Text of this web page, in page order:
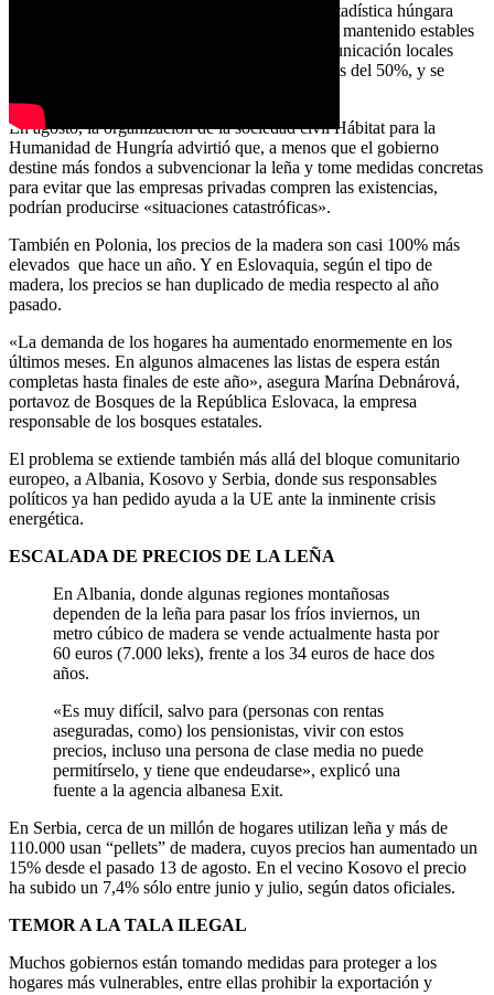
Y, aunque los últimos datos de la Oficina de Estadística húngara
(KSH) indican que los precios de la leña se han mantenido estables
durante la invasión de Ucrania, medios de comunicación locales
informan de escasez y subidas de precios de más del 50%, y se
En agosto, la organización de la sociedad civil Hábitat para la
Humanidad de Hungría advirtió que, a menos que el gobierno
destine más fondos a subvencionar la leña y tome medidas concretas
para evitar que las empresas privadas compren las existencias,
podrían producirse «situaciones catastróficas».
También en Polonia, los precios de la madera son casi 100% más
elevados que hace un año. Y en Eslovaquia, según el tipo de
madera, los precios se han duplicado de media respecto al año
pasado.
«La demanda de los hogares ha aumentado enormemente en los
últimos meses. En algunos almacenes las listas de espera están
completas hasta finales de este año», asegura Marína Debnárová,
portavoz de Bosques de la República Eslovaca, la empresa
responsable de los bosques estatales.
El problema se extiende también más allá del bloque comunitario
europeo, a Albania, Kosovo y Serbia, donde sus responsables
políticos ya han pedido ayuda a la UE ante la inminente crisis
energética.
ESCALADA DE PRECIOS DE LA LEÑA
En Albania, donde algunas regiones montañosas
dependen de la leña para pasar los fríos inviernos, un
metro cúbico de madera se vende actualmente hasta por
60 euros (7.000 leks), frente a los 34 euros de hace dos
años.
«Es muy difícil, salvo para (personas con rentas
aseguradas, como) los pensionistas, vivir con estos
precios, incluso una persona de clase media no puede
permitírselo, y tiene que endeudarse», explicó una
fuente a la agencia albanesa Exit.
En Serbia, cerca de un millón de hogares utilizan leña y más de
110.000 usan “pellets” de madera, cuyos precios han aumentado un
15% desde el pasado 13 de agosto. En el vecino Kosovo el precio
ha subido un 7,4% sólo entre junio y julio, según datos oficiales.
TEMOR A LA TALA ILEGAL
Muchos gobiernos están tomando medidas para proteger a los
hogares más vulnerables, entre ellas prohibir la exportación y